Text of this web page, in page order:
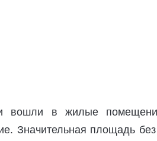
вошли в жилые
Значительная площадь